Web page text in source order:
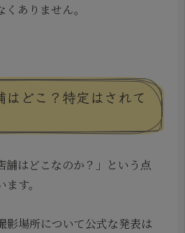
ありません。
はどこ？特定はされて
舗はどこなのか？」という点
す。
影場所について公式な発表は